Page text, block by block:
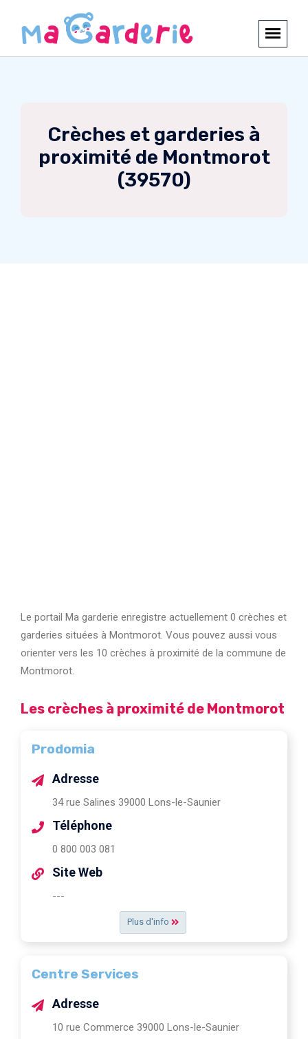
Crèches et garderies à
proximité de Montmorot
(39570)
Le portail Ma garderie enregistre actuellement 0 crèches et
garderies situées à Montmorot. Vous pouvez aussi vous
orienter vers les 10 crèches à proximité de la commune de
Montmorot.
Les crèches à proximité de Montmorot
Prodomia
Plus d'info
Adresse
34 rue Salines 39000 Lons-le-Saunier
Téléphone
0 800 003 081
Site Web
---
Centre Services
Adresse
10 rue Commerce 39000 Lons-le-Saunier